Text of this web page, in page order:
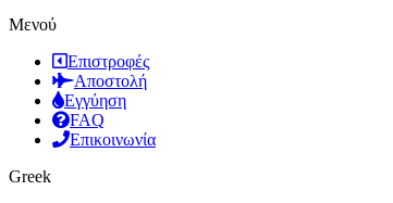
Μενού
Επιστροφές
Αποστολή
Εγγύηση
FAQ
Επικοινωνία
Greek